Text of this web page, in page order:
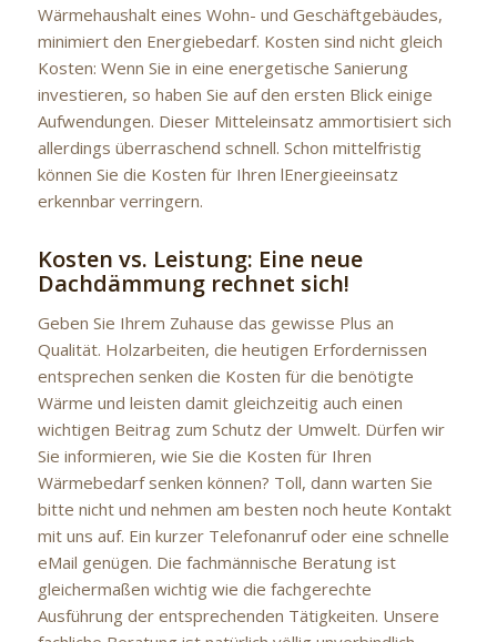
Wärmehaushalt eines Wohn- und Geschäftgebäudes,
minimiert den Energiebedarf. Kosten sind nicht gleich
Kosten: Wenn Sie in eine energetische Sanierung
investieren, so haben Sie auf den ersten Blick einige
Aufwendungen. Dieser Mitteleinsatz ammortisiert sich
allerdings überraschend schnell. Schon mittelfristig
können Sie die Kosten für Ihren lEnergieeinsatz
erkennbar verringern.
Kosten vs. Leistung: Eine neue
Dachdämmung rechnet sich!
Geben Sie Ihrem Zuhause das gewisse Plus an
Qualität. Holzarbeiten, die heutigen Erfordernissen
entsprechen senken die Kosten für die benötigte
Wärme und leisten damit gleichzeitig auch einen
wichtigen Beitrag zum Schutz der Umwelt. Dürfen wir
Sie informieren, wie Sie die Kosten für Ihren
Wärmebedarf senken können? Toll, dann warten Sie
bitte nicht und nehmen am besten noch heute Kontakt
mit uns auf. Ein kurzer Telefonanruf oder eine schnelle
eMail genügen. Die fachmännische Beratung ist
gleichermaßen wichtig wie die fachgerechte
Ausführung der entsprechenden Tätigkeiten. Unsere